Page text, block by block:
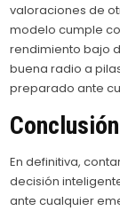
valoraciones de
modelo cumple
rendimiento bajo
buena radio a
preparado ante
Conclusión
En definitiva,
decisión
ante cualquier